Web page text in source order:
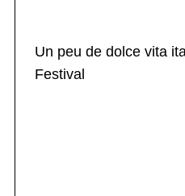
Un peu de dolce vita
Festival